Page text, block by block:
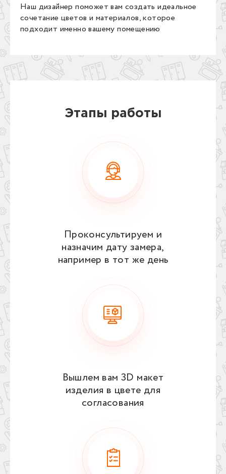
Наш дизайнер поможет вам создать идеальное
сочетание цветов и материалов, которое
подходит именно вашему помещению
Этапы работы
Проконсультируем и
назначим дату замера,
например в тот же день
Вышлем вам 3D макет
изделия в цвете для
согласования